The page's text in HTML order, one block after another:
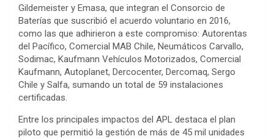
Gildemeister y Emasa, que integran el Consorcio de
Baterías que suscribió el acuerdo voluntario en 2016,
como las que adhirieron a este compromiso: Autorentas
del Pacífico, Comercial MAB Chile, Neumáticos Carvallo,
Sodimac, Kaufmann Vehículos Motorizados, Comercial
Kaufmann, Autoplanet, Dercocenter, Dercomaq, Sergo
Chile y Salfa, sumando un total de 59 instalaciones
certificadas.
Entre los principales impactos del APL destaca el plan
piloto que permitió la gestión de más de 45 mil unidades